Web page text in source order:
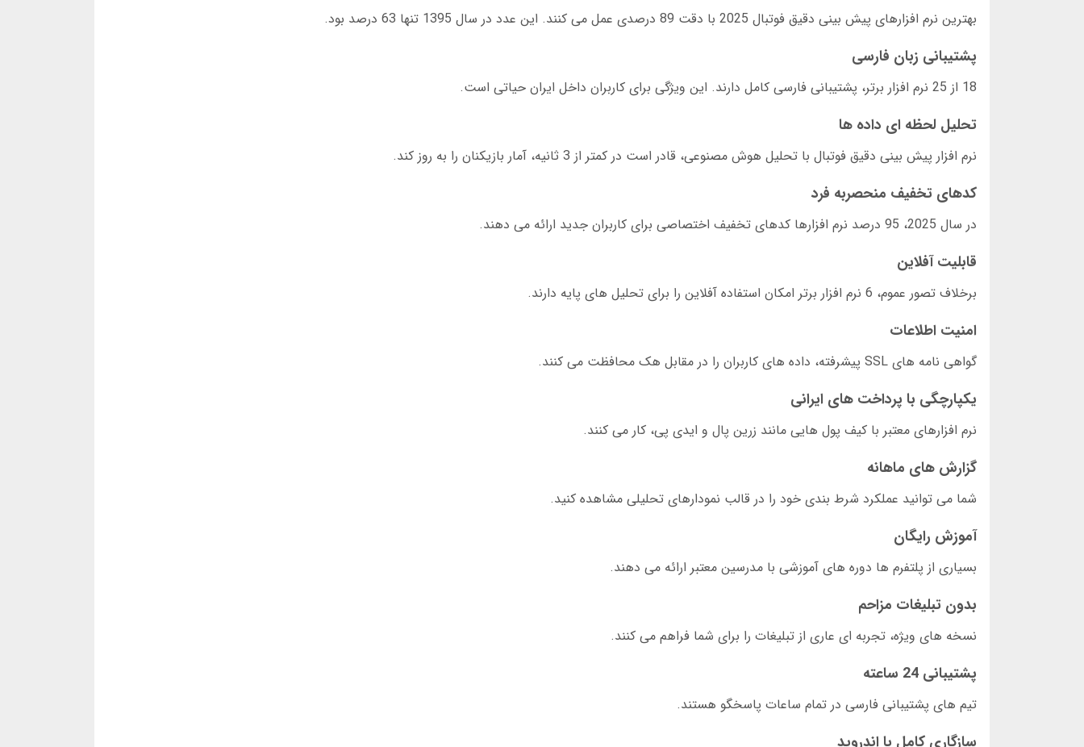
بهترین نرم افزارهای پیش بینی دقیق فوتبال 2025 با دقت 89 درصدی عمل می کنند. این عدد در سال 1395 تنها 63 درصد بود.
پشتیبانی زبان فارسی
18 از 25 نرم افزار برتر، پشتیبانی فارسی کامل دارند. این ویژگی برای کاربران داخل ایران حیاتی است.
تحلیل لحظه ای داده ها
نرم افزار پیش بینی دقیق فوتبال با تحلیل هوش مصنوعی، قادر است در کمتر از 3 ثانیه، آمار بازیکنان را به روز کند.
کدهای تخفیف منحصربه فرد
در سال 2025، 95 درصد نرم افزارها کدهای تخفیف اختصاصی برای کاربران جدید ارائه می دهند.
قابلیت آفلاین
برخلاف تصور عموم، 6 نرم افزار برتر امکان استفاده آفلاین را برای تحلیل های پایه دارند.
امنیت اطلاعات
گواهی نامه های SSL پیشرفته، داده های کاربران را در مقابل هک محافظت می کنند.
یکپارچگی با پرداخت های ایرانی
نرم افزارهای معتبر با کیف پول هایی مانند زرین پال و ایدی پی، کار می کنند.
گزارش های ماهانه
شما می توانید عملکرد شرط بندی خود را در قالب نمودارهای تحلیلی مشاهده کنید.
آموزش رایگان
بسیاری از پلتفرم ها دوره های آموزشی با مدرسین معتبر ارائه می دهند.
بدون تبلیغات مزاحم
نسخه های ویژه، تجربه ای عاری از تبلیغات را برای شما فراهم می کنند.
پشتیبانی 24 ساعته
تیم های پشتیبانی فارسی در تمام ساعات پاسخگو هستند.
سازگاری کامل با اندروید